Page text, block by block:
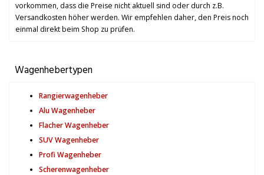
vorkommen, dass die Preise nicht aktuell sind oder durch z.B.
Versandkosten höher werden. Wir empfehlen daher, den Preis noch
einmal direkt beim Shop zu prüfen.
Wagenhebertypen
Rangierwagenheber
Alu Wagenheber
Flacher Wagenheber
SUV Wagenheber
Profi Wagenheber
Scherenwagenheber